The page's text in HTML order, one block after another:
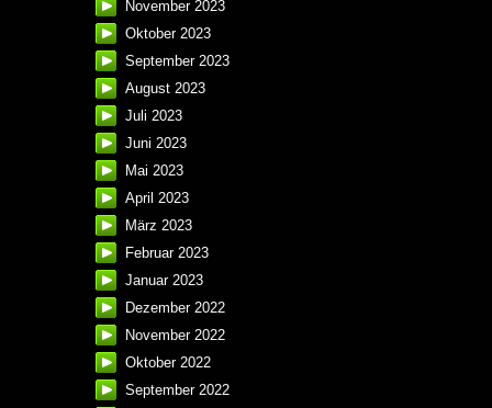
November 2023
Oktober 2023
September 2023
August 2023
Juli 2023
Juni 2023
Mai 2023
April 2023
März 2023
Februar 2023
Januar 2023
Dezember 2022
November 2022
Oktober 2022
September 2022